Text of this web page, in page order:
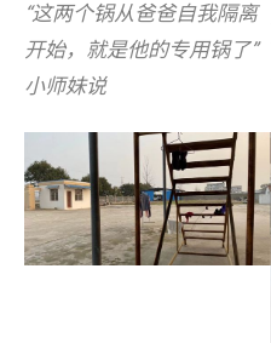
“这两个锅从爸爸自我隔离
开始，就是他的专用锅了”
小师妹说